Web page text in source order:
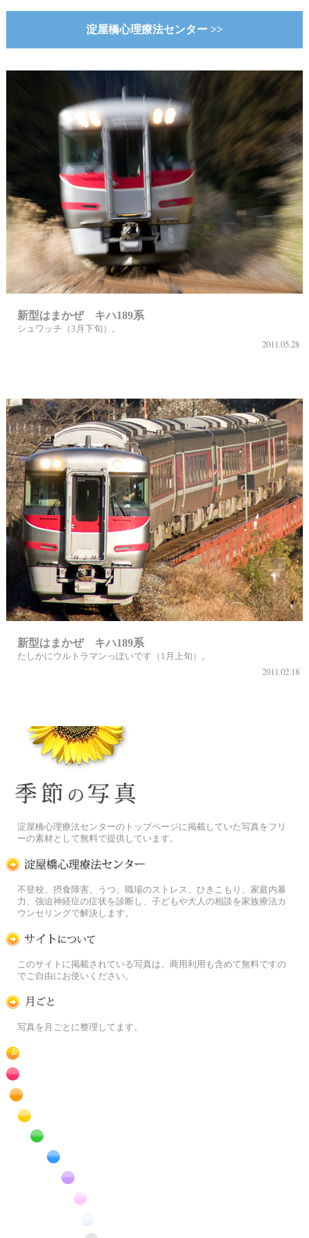
淀屋橋心理療法センター >>
新型はまかぜ キハ189系
シュワッチ（3月下旬）。
2011.05.28
新型はまかぜ キハ189系
たしかにウルトラマンっぽいです（1月上旬）。
2011.02.18
淀屋橋心理療法センターのトップページに掲載していた写真をフリ
ーの素材として無料で提供しています。
不登校、摂食障害、うつ、職場のストレス、ひきこもり、家庭内暴
力、強迫神経症の症状を診断し、子どもや大人の相談を家族療法カ
ウンセリングで解決します。
このサイトに掲載されている写真は、商用利用も含めて無料ですの
でご自由にお使いください。
写真を月ごとに整理してます。
RSS
赤色の花のフリー写真素材
橙色の花のフリー写真素材
黄色の花のフリー写真素材
緑色の花のフリー写真素材
青色の花のフリー写真素材
紫色の花のフリー写真素材
白色の花のフリー写真素材